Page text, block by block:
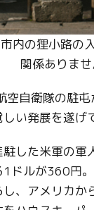
内の狸小路の
関係ありま
空自衛隊の駐
い発展を遂げ
した米軍の軍
ドルが360円。
、アメリカか